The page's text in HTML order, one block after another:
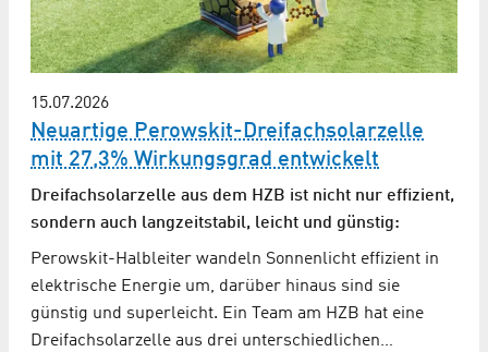
15.07.2026
Neuartige Perowskit-Dreifachsolarzelle
mit 27,3% Wirkungsgrad entwickelt
Dreifachsolarzelle aus dem HZB ist nicht nur effizient,
sondern auch langzeitstabil, leicht und günstig:
Perowskit-Halbleiter wandeln Sonnenlicht effizient in
elektrische Energie um, darüber hinaus sind sie
günstig und superleicht. Ein Team am HZB hat eine
Dreifachsolarzelle aus drei unterschiedlichen…